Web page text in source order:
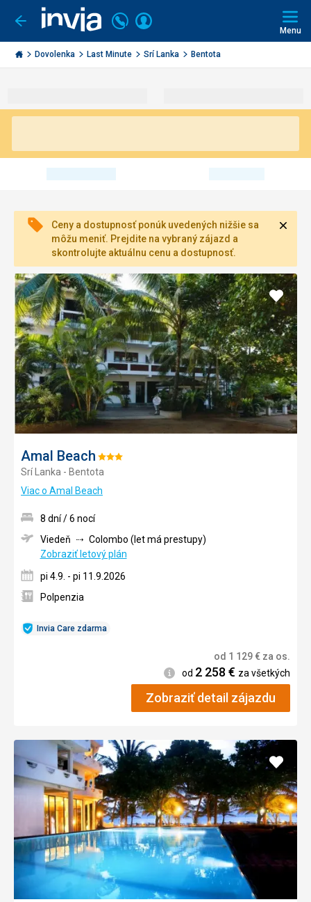
Ísť
späť
Invia.sk
Volajte
+421
2
3221
Prihlásiť
Menu
Dovolenka Last Minute Srí Lanka Bentota
Ceny a dostupnosť ponúk uvedených nižšie sa
môžu meniť. Prejdite na vybraný zájazd a
skontrolujte aktuálnu cenu a dostupnosť.
Amal Beach Hodnotenie:
3/5
Srí Lanka - Bentota
Viac o Amal Beach
Pridať
do
Invia Care zdarma
8 dní / 6 nocí
Viedeň
Colombo (let má prestupy)
Zobraziť letový plán
pi 4.9. - pi 11.9.2026
Polpenzia
od 1 129€ za os.
Informácie
od 2 258 € za všetkých
Zobraziť detail zájazdu
Pridať